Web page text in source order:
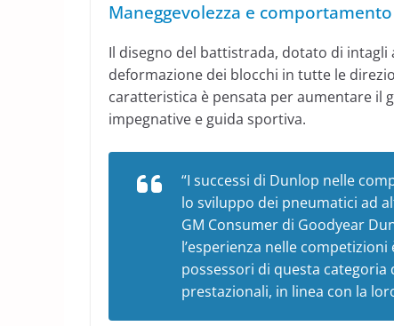
Maneggevolezza e
Il disegno del battistrada, dotato di intagli
deformazione dei blocchi in tutte le
caratteristica è pensata per aumentare il
impegnative e guida sportiva.
“I successi di Dunlop nelle
lo sviluppo dei pneumatici ad
GM Consumer di Goodyear
l’esperienza nelle
possessori di questa
prestazionali, in linea con la